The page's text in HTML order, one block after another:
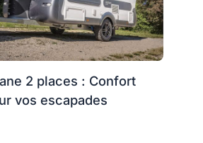
2 places : Confort
vos escapades